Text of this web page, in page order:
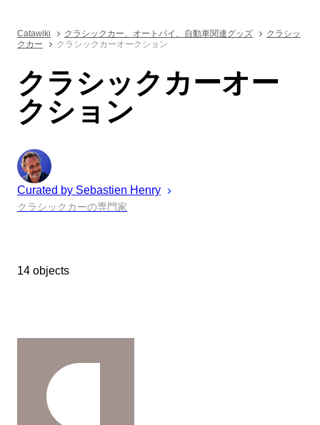
Catawiki クラシックカー、オートバイ、自動車関連グッズ
クラシッ
クカー
クラシックカーオークション
クラシックカーオー
クション
Curated by Sebastien Henry
クラシックカーの専門家
14 objects